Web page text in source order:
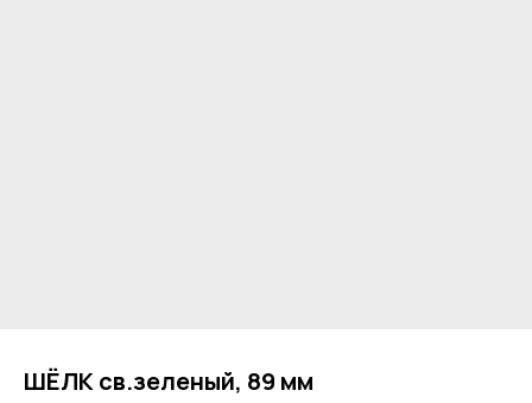
ШЁЛК св.зеленый, 89 мм